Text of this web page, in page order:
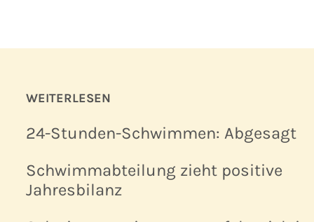
WEITERLESEN
24-Stunden-Schwimmen: Abgesagt
Schwimmabteilung zieht positive
Jahresbilanz